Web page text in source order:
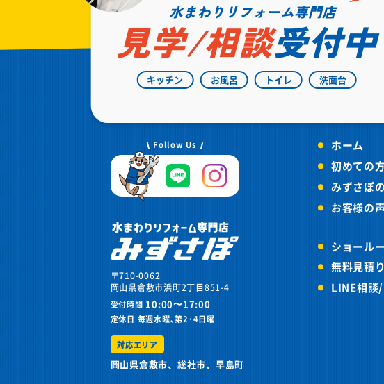
水まわりリフォーム専門店
見学/相談受付中
キッチン お風呂 トイレ 洗面台
Follow Us
〒710-0062
岡山県倉敷市浜町2丁目851-4
受付時間 10:00〜17:00
定休日 毎週水曜､第2･4日曜
対応エリア
岡山県倉敷市、総社市、早島町
ホーム
初めての
みずさぽ
お客様の声
ショール
無料見積り
LINE相談